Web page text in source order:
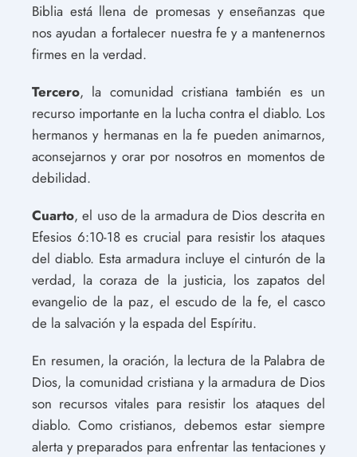
Biblia está llena de promesas y enseñanzas que
nos ayudan a fortalecer nuestra fe y a mantenernos
firmes en la verdad.
Tercero, la comunidad cristiana también es un
recurso importante en la lucha contra el diablo. Los
hermanos y hermanas en la fe pueden animarnos,
aconsejarnos y orar por nosotros en momentos de
debilidad.
Cuarto, el uso de la armadura de Dios descrita en
Efesios 6:10-18 es crucial para resistir los ataques
del diablo. Esta armadura incluye el cinturón de la
verdad, la coraza de la justicia, los zapatos del
evangelio de la paz, el escudo de la fe, el casco
de la salvación y la espada del Espíritu.
En resumen, la oración, la lectura de la Palabra de
Dios, la comunidad cristiana y la armadura de Dios
son recursos vitales para resistir los ataques del
diablo. Como cristianos, debemos estar siempre
alerta y preparados para enfrentar las tentaciones y